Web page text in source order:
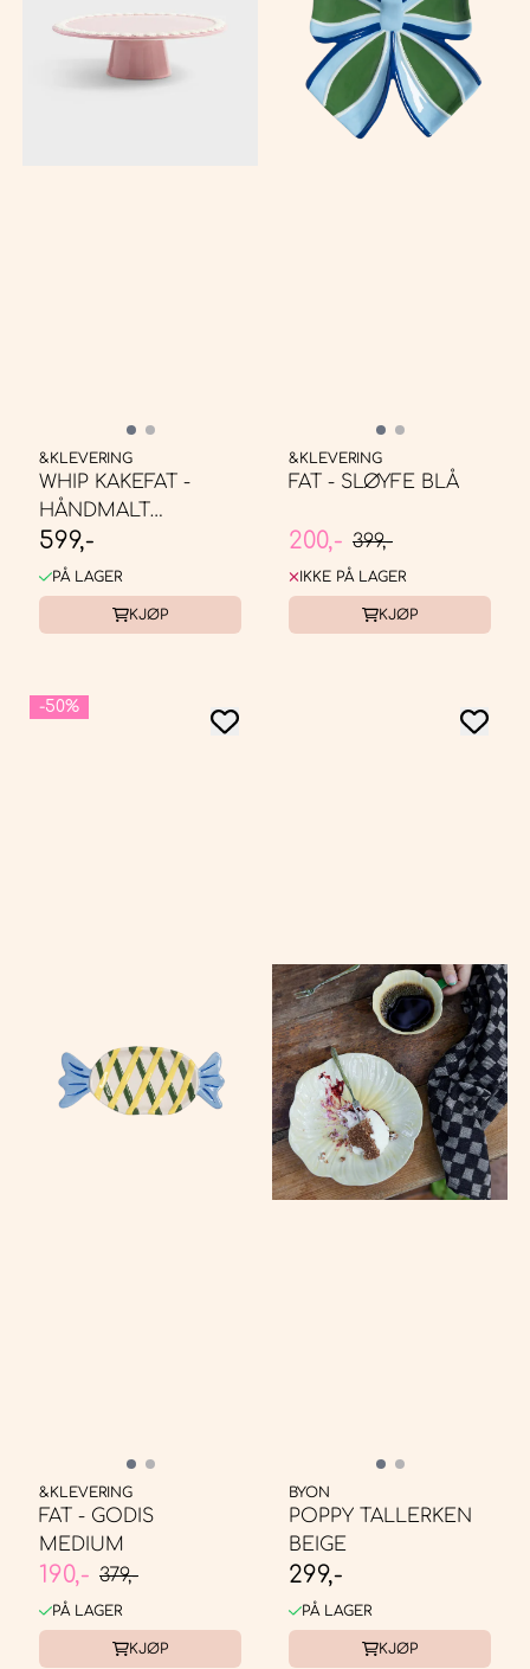
&KLEVERING
WHIP KAKEFAT -
HÅNDMALT
KERAMIKK
599,-
PÅ LAGER
KJØP
&KLEVERING
FAT - SLØYFE BLÅ
200,- 399,-
IKKE PÅ LAGER
KJØP
-50%
&KLEVERING
FAT - GODIS
MEDIUM
190,- 379,-
PÅ LAGER
KJØP
BYON
POPPY TALLERKEN
BEIGE
299,-
PÅ LAGER
KJØP